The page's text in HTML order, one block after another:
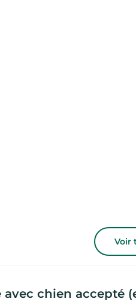
Voir
chien accepté